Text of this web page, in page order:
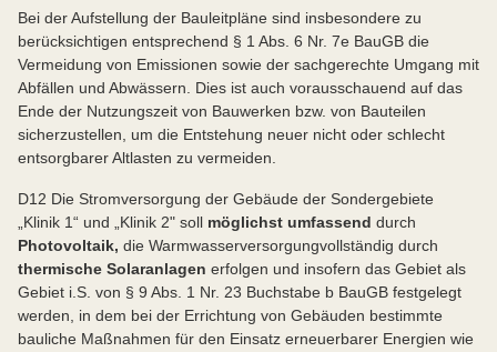
Bei der Aufstellung der Bauleitpläne sind insbesondere zu
berücksichtigen entsprechend § 1 Abs. 6 Nr. 7e BauGB die
Vermeidung von Emissionen sowie der sachgerechte Umgang mit
Abfällen und Abwässern. Dies ist auch vorausschauend auf das
Ende der Nutzungszeit von Bauwerken bzw. von Bauteilen
sicherzustellen, um die Entstehung neuer nicht oder schlecht
entsorgbarer Altlasten zu vermeiden.
D12 Die Stromversorgung der Gebäude der Sondergebiete
„Klinik 1“ und „Klinik 2" soll möglichst umfassend durch
Photovoltaik, die Warmwasserversorgungvollständig durch
thermische Solaranlagen erfolgen und insofern das Gebiet als
Gebiet i.S. von § 9 Abs. 1 Nr. 23 Buchstabe b BauGB festgelegt
werden, in dem bei der Errichtung von Gebäuden bestimmte
bauliche Maßnahmen für den Einsatz erneuerbarer Energien wie